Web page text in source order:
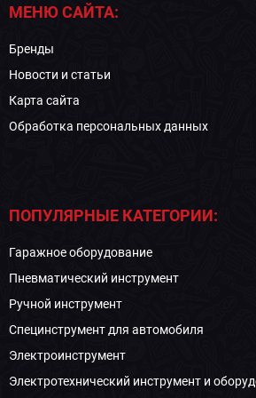
МЕНЮ САЙТА:
Бренды
Новости и статьи
Карта сайта
Обработка персональных данных
ПОПУЛЯРНЫЕ КАТЕГОРИИ:
Гаражное оборудование
Пневматический инструмент
Ручной инструмент
Специнструмент для автомобиля
Электроинструмент
Электротехнический инструмент и